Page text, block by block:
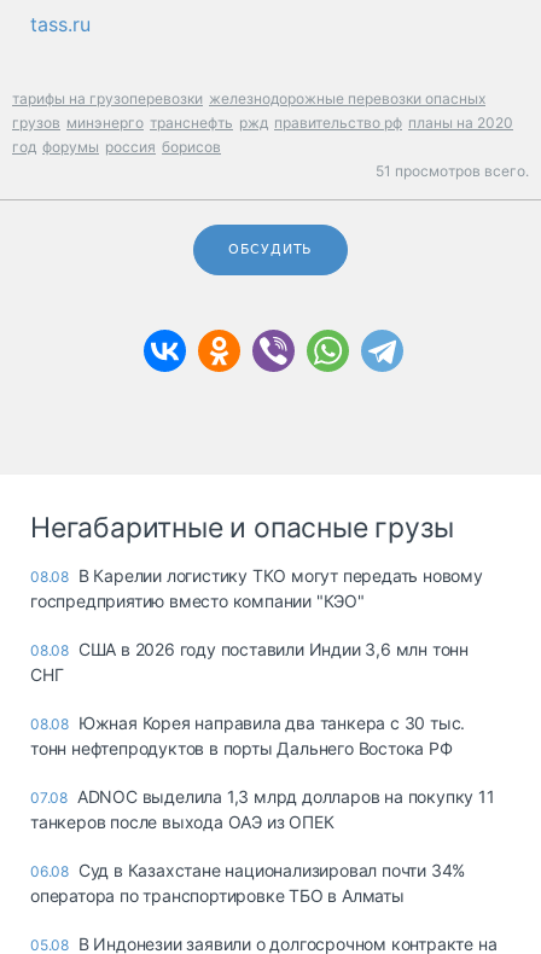
tass.ru
тарифы на грузоперевозки железнодорожные перевозки опасных
грузов минэнерго транснефть ржд правительство рф планы на 2020
год форумы россия борисов
51 просмотров всего.
ОБСУДИТЬ
Негабаритные и опасные грузы
08.08 В Карелии логистику ТКО могут передать новому
госпредприятию вместо компании "КЭО"
08.08 США в 2026 году поставили Индии 3,6 млн тонн
СНГ
08.08 Южная Корея направила два танкера с 30 тыс.
тонн нефтепродуктов в порты Дальнего Востока РФ
07.08 ADNOC выделила 1,3 млрд долларов на покупку 11
танкеров после выхода ОАЭ из ОПЕК
06.08 Суд в Казахстане национализировал почти 34%
оператора по транспортировке ТБО в Алматы
05.08 В Индонезии заявили о долгосрочном контракте на